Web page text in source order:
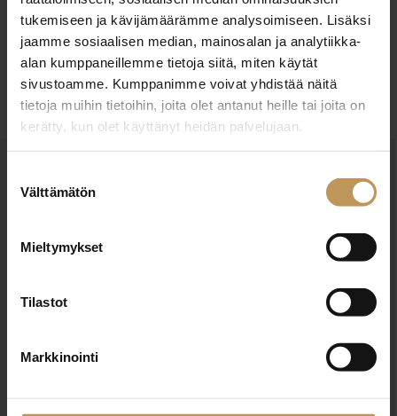
tukemiseen ja kävijämäärämme analysoimiseen. Lisäksi
jaamme sosiaalisen median, mainosalan ja analytiikka-
alan kumppaneillemme tietoja siitä, miten käytät
sivustoamme. Kumppanimme voivat yhdistää näitä
tietoja muihin tietoihin, joita olet antanut heille tai joita on
kerätty, kun olet käyttänyt heidän palvelujaan.
valinta
Välttämätön
Mieltymykset
Tilastot
Markkinointi
Ota yhteyttä
asuntoasioissa?